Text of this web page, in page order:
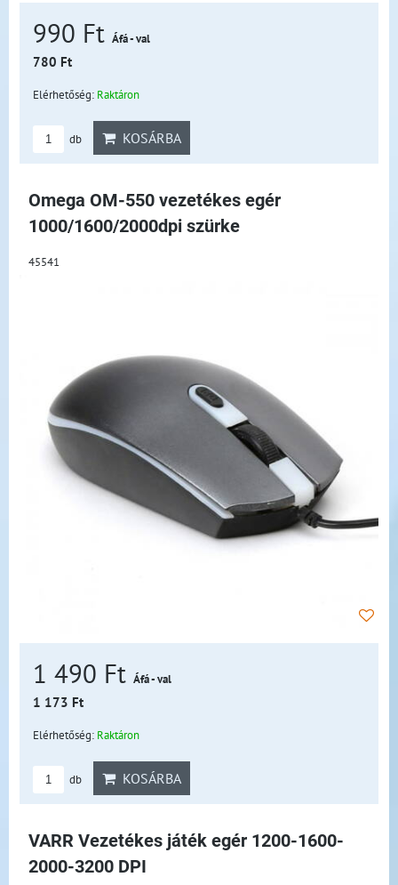
990 Ft Áfá - val
780 Ft
Elérhetőség: Raktáron
db KOSÁRBA
Omega OM-550 vezetékes egér
1000/1600/2000dpi szürke
45541
1 490 Ft Áfá - val
1 173 Ft
Elérhetőség: Raktáron
db KOSÁRBA
VARR Vezetékes játék egér 1200-1600-
2000-3200 DPI